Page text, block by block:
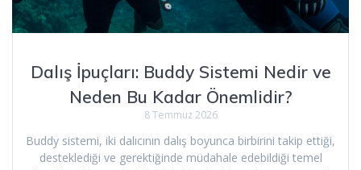
Dalış İpuçları: Buddy Sistemi Nedir ve
Neden Bu Kadar Önemlidir?
8 Temmuz 2026
Buddy sistemi, iki dalıcının dalış boyunca birbirini takip ettiği,
desteklediği ve gerektiğinde müdahale edebildiği temel